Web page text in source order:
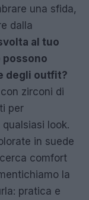
una sfida,
dalla
al tuo
possono
degli outfit?
zirconi di
per
look.
in suede
comfort
la
pratica e